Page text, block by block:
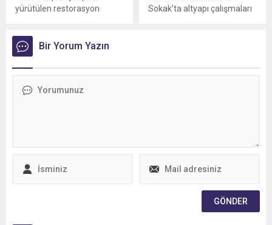
yürütülen restorasyon
ve ince işçilikler
tamamlanıyor. Kısa süre
içerisinde esnaf ve
başlayacak Kapalı Çarşı hem
Şehrin en köklü ticaret
Sokak’ta altyapı çalışmaları
altyapı hem de üstyapı
kesmeden devam ediyor.
kapsamlı yenileme...
Bir Yorum Yazın